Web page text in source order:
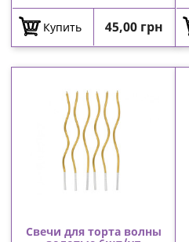
Купить Цена
45,00 грн
Свечи для торта волны